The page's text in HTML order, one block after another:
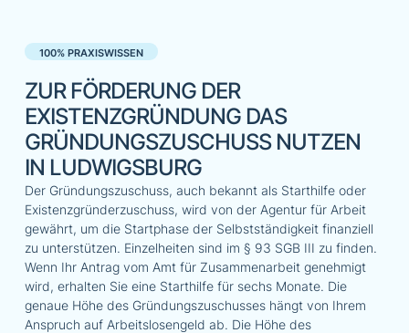
100% PRAXISWISSEN
ZUR FÖRDERUNG DER
EXISTENZGRÜNDUNG DAS
GRÜNDUNGSZUSCHUSS NUTZEN
IN LUDWIGSBURG
Der Gründungszuschuss, auch bekannt als Starthilfe oder
Existenzgründerzuschuss, wird von der Agentur für Arbeit
gewährt, um die Startphase der Selbstständigkeit finanziell
zu unterstützen. Einzelheiten sind im § 93 SGB III zu finden.
Wenn Ihr Antrag vom Amt für Zusammenarbeit genehmigt
wird, erhalten Sie eine Starthilfe für sechs Monate. Die
genaue Höhe des Gründungszuschusses hängt von Ihrem
Anspruch auf Arbeitslosengeld ab. Die Höhe des